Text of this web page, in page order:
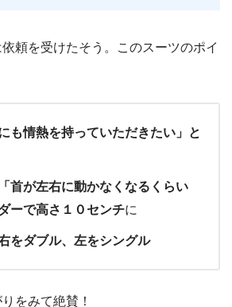
頼を受けたそう。このスーツのポイ
も情熱を持っていただきたい」と
首が左右に動かなくなるくらい
ーで高さ１０センチに
をダブル、左をシングル
をみて絶賛！